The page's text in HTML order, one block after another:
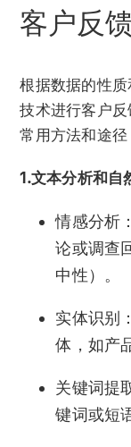
客户反
根据数据的性
技术进行客户
常用方法和途径
1.文本分析和自
情感分析
论或调查
中性）。
实体识别
体，如产
关键词提
键词或短